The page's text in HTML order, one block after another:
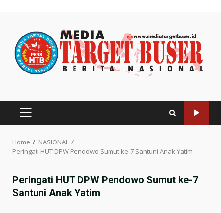
content
PRIMARY
Home
NASIONAL
Peringati HUT DPW Pendowo Sumut ke-7 Santuni Anak Yatim
Peringati HUT DPW Pendowo Sumut ke-7
Santuni Anak Yatim